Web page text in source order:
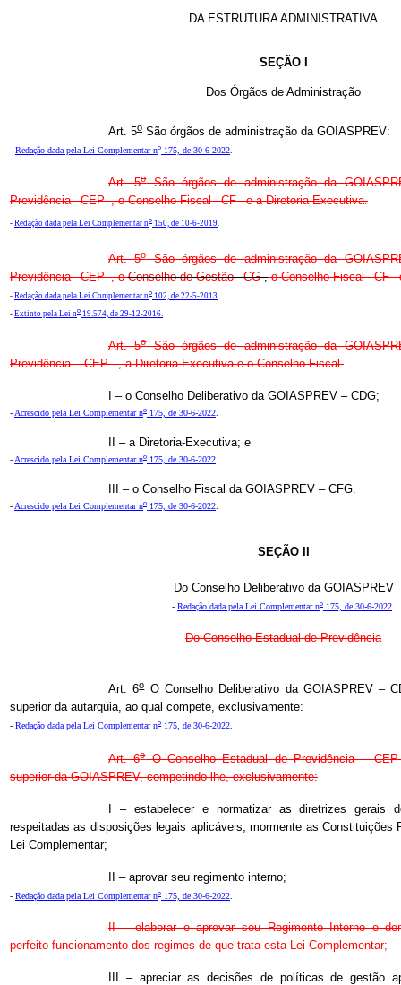
DA ESTRUTURA ADMINISTRATIVA
SEÇÃO I
Dos Órgãos de Administração
Art. 5o São órgãos de administração da GOIASPREV:
- Redação dada pela Lei Complementar no 175, de 30-6-2022
Art. 5oSão órgãos de administração da
Previdência –CEP–, o Conselho Fiscal –CF– e a Diretoria Executiva.
- Redação dada pela Lei Complementar no 150, de 10-6-2019.
Art. 5oSão órgãos de administração da
Previdência –CEP–, oConselho de Gestão –CG-,o Conselho Fiscal –CF–
- Redação dada pela Lei Complementar no 102, de 22-5-2013
- Extinto pela Lei no 19.574, de 29-12-2016.
Art. 5oSão órgãos de administração da
Previdência – CEP –, a Diretoria Executiva e o Conselho Fiscal.
I – o Conselho Deliberativo da GOIASPREV – CDG;
- Acrescido pela Lei Complementar no 175, de 30-6-2022
II – a Diretoria-Executiva; e
- Acrescido pela Lei Complementar no 175, de 30-6-2022
III – o Conselho Fiscal da GOIASPREV – CFG.
- Acrescido pela Lei Complementar no 175, de 30-6-2022
SEÇÃO II
Do Conselho Deliberativo da GOIASPREV
- Redação dada pela Lei Complementar no 175, de 30-6-2022
Do Conselho Estadual de Previdência
Art. 6oO Conselho Deliberativo da GOIASPREV –
superior da autarquia, ao qual compete, exclusivamente:
- Redação dada pela Lei Complementar no 175, de 30-6-2022.
Art. 6oO Conselho Estadual de Previdência –
superior da GOIASPREV, competindo-lhe, exclusivamente:
I – estabelecer e normatizar as diretrizes gerais
respeitadas as disposições legais aplicáveis, mormente as Constituições
Lei Complementar;
II – aprovar seu regimento interno;
- Redação dada pela Lei Complementar no 175, de 30-6-2022
II – elaborar e aprovar seu Regimento Interno e
perfeito funcionamento dos regimes de que trata esta Lei Complementar;
III – apreciar as decisões de políticas de gestão